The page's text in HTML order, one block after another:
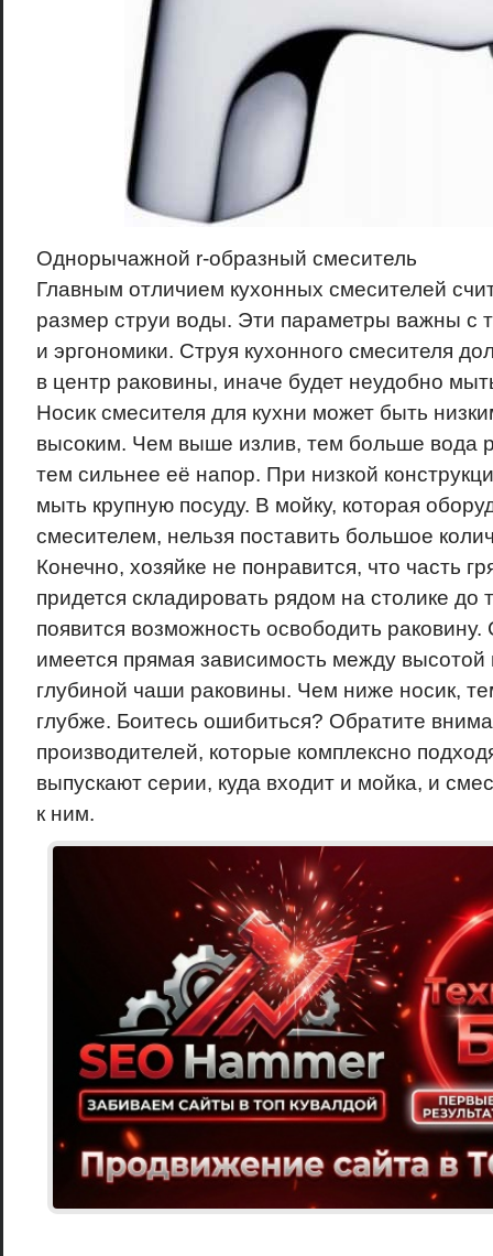
Однорычажной r-образный смеситель
Главным отличием кухонных смесителей
размер струи воды. Эти параметры важны с
и эргономики. Струя кухонного смесителя
в центр раковины, иначе будет неудобно
Носик смесителя для кухни может быть
высоким. Чем выше излив, тем больше вода
тем сильнее её напор. При низкой
мыть крупную посуду. В мойку, которая
смесителем, нельзя поставить большое
Конечно, хозяйке не понравится, что часть
придется складировать рядом на столике до
появится возможность освободить
имеется прямая зависимость между высотой
глубиной чаши раковины. Чем ниже носик,
глубже. Боитесь ошибиться? Обратите
производителей, которые комплексно
выпускают серии, куда входит и мойка, и
к ним.